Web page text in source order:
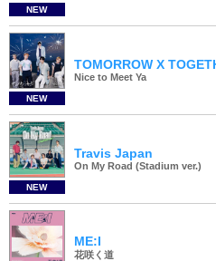
NEW
NEW
TOMORROW X
Nice to Meet Ya
NEW
Travis Japan
On My Road (Stadium ver.)
ME:I
花咲く道